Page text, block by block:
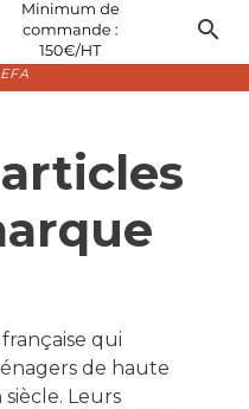
search
qui
de haute
Leurs